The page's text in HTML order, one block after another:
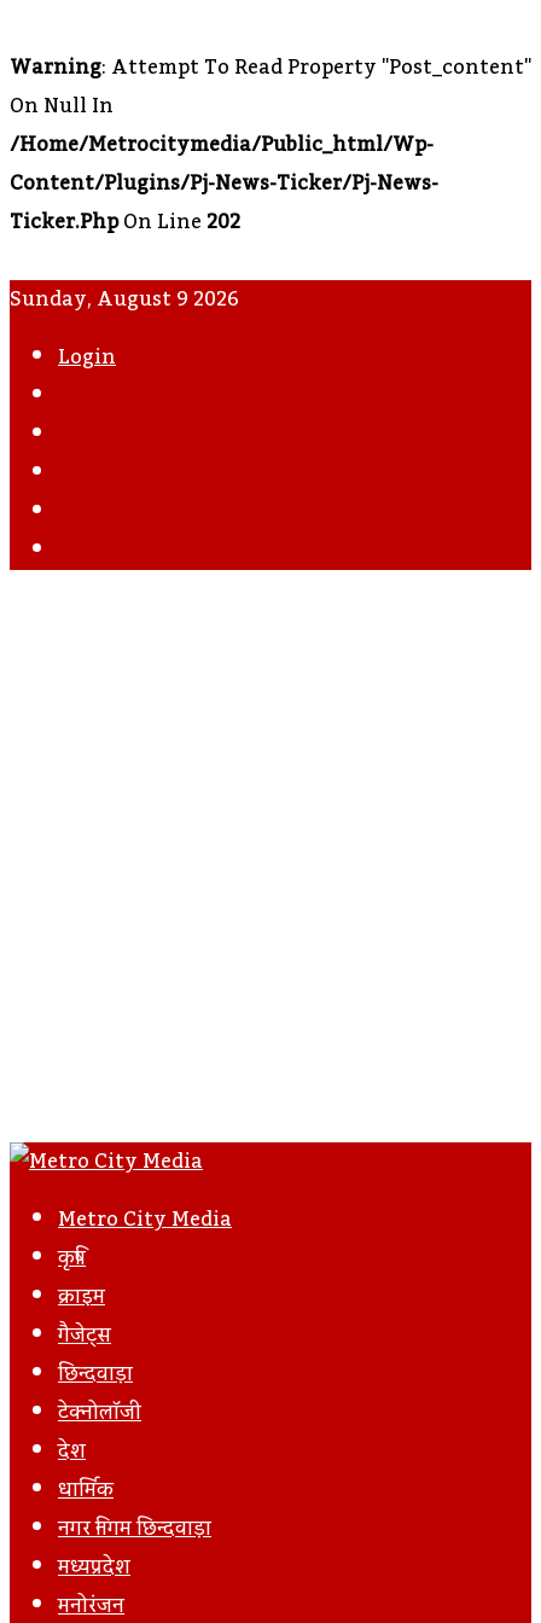
Warning: Attempt To Read Property "post_content"
On Null In
/home/metrocitymedia/public_html/wp-
Content/plugins/pj-News-Ticker/pj-News-
Ticker.phpOn Line202
Sunday, August 9 2026
Login
Metro City Media
कृषि
क्राइम
गैजेट्स
छिन्दवाड़ा
टेक्नोलॉजी
देश
धार्मिक
नगर निगम छिन्दवाड़ा
मध्यप्रदेश
मनोरंजन